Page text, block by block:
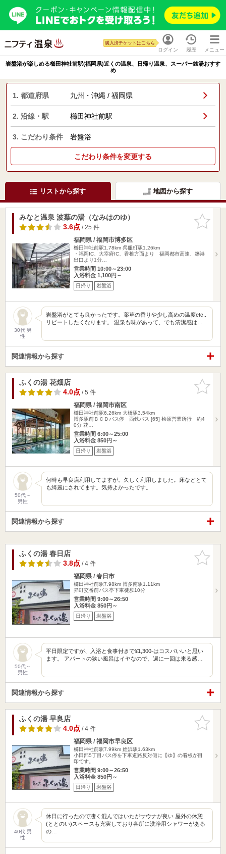
ログイン
購入済チケットはこちら
履歴 メニュー
岩盤浴が楽しめる櫛田神社前駅(福岡県)近くの温泉、日帰り温泉、スーパー銭湯おすす
め
1. 都道府県 九州・沖縄 / 福岡県
2. 沿線・駅 櫛田神社前駅
3. こだわり条件 岩盤浴
こだわり条件を変更する
リストから探す 地図から探す
お気に入
りに追加
みなと温泉 波葉の湯（なみはのゆ）
3.6点/ 25 件
福岡県 / 福岡市博多区
櫛田神社前駅1.78km 呉服町駅1.26km
・福岡IC、大宰府IC、香椎方面より 福岡都市高速、築港
出口より1分…
営業時間 10:00～23:00
入浴料金 1,100円～
日帰り 岩盤浴
30代 男
性
岩盤浴がとても良かったです。薬草の香りや少し高めの温度etc..
リピートしたくなります。 温泉も味があって、でも清潔感は…
関連情報から探す
お気に入
りに追加
ふくの湯 花畑店
4.0点/ 5 件
福岡県 / 福岡市南区
櫛田神社前駅6.26km 大橋駅3.54km
博多駅前ＢＣＤバス停 西鉄バス [65] 桧原営業所行 約4
0分 花…
営業時間 6:00～25:00
入浴料金 850円～
日帰り 岩盤浴
50代～
男性
何時も早良店利用してますが。久しく利用しました。床などとて
も綺麗にされてます。気持よかったです。
関連情報から探す
お気に入
りに追加
ふくの湯 春日店
3.8点/ 4 件
福岡県 / 春日市
櫛田神社前駅7.98km 博多南駅1.11km
昇町交番前バス亭下車徒歩10分
営業時間 9:00～26:50
入浴料金 850円～
日帰り 岩盤浴
50代～
男性
平日限定ですが、入浴と食事付きで¥1,300-はコスパいいと思い
ます。 アパートの狭い風呂はイヤなので、週に一回は来る感…
関連情報から探す
お気に入
りに追加
ふくの湯 早良店
4.0点/ 4 件
福岡県 / 福岡市早良区
櫛田神社前駅7.99km 姪浜駅1.63km
小田部5丁目バス停を下車道路反対側に【ゆ】の看板が目
印です。
営業時間 9:00～26:50
入浴料金 850円～
日帰り 岩盤浴
40代 男
性
休日に行ったので凄く混んではいたがサウナが良い 屋外の休憩
(ととのい)スペースも充実しており各所に洗浄用シャワーがある
の…